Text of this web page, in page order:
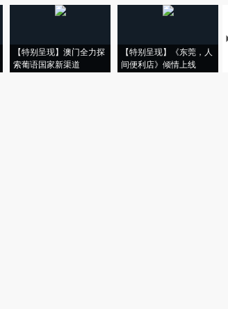
【特别呈现】澳门全力探
索葡语国家新渠道
【特别呈现】《东莞，人
间便利店》倾情上线